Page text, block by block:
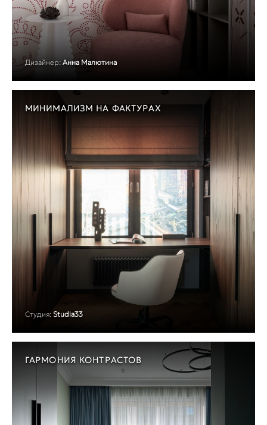
Дизайнер: Анна Малютина
МИНИМАЛИЗМ НА ФАКТУРАХ
Студия: Studia33
ГАРМОНИЯ КОНТРАСТОВ